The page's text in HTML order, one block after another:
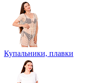
Купальники, плавки